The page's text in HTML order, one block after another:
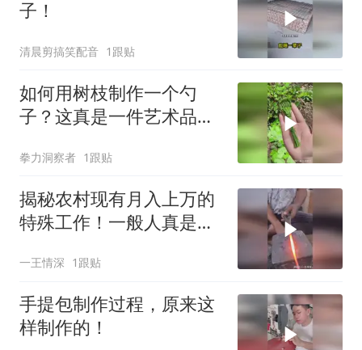
子！
清晨剪搞笑配音 1跟贴
如何用树枝制作一个勺
子？这真是一件艺术品
拳力洞察者 1跟贴
揭秘农村现有月入上万的
特殊工作！一般人真是干
一王情深 1跟贴
手提包制作过程，原来这
样制作的！